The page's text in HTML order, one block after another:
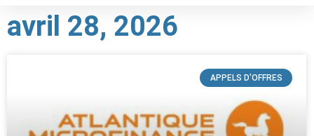
avril 28, 2026
APPELS D'OFFRES